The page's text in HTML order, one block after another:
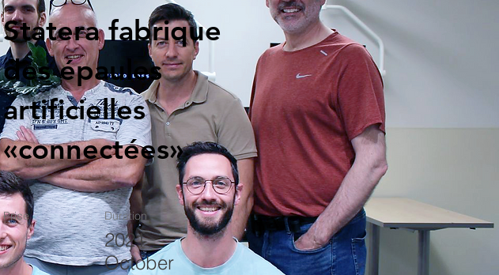
Statera fabrique
des épaules
artificielles
«connectées»
Price Duration
2021
October